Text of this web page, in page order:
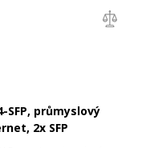
SFP, průmyslový
2x SFP